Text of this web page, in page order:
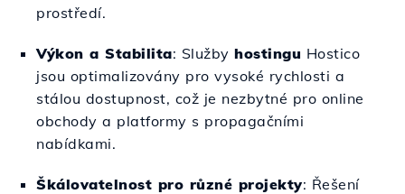
prostředí.
Výkon a Stabilita: Služby hostingu Hostico
jsou optimalizovány pro vysoké rychlosti a
stálou dostupnost, což je nezbytné pro online
obchody a platformy s propagačními
nabídkami.
Škálovatelnost pro různé projekty: Řešení